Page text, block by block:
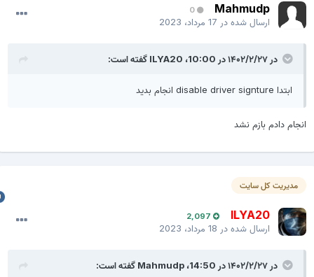
Mahmudp
ارسال شده در17 مرداد، 2023
در ۱۴۰۲/۲/۲۷ در 10:00، ILYA20گفته است:
ابتدا disable driver signture انجام بدید
دادم بازم نشد
مدیریت کل سایت
ILYA20
ارسال شده در18 مرداد، 2023
در ۱۴۰۲/۲/۲۷ در 14:50، Mahmudpگفته است: